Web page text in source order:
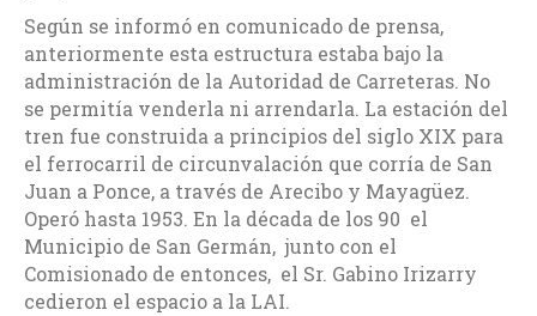
Según se informó en comunicado de prensa,
anteriormente esta estructura estaba bajo la
administración de la Autoridad de Carreteras. No
se permitía venderla ni arrendarla. La estación del
tren fue construida a principios del siglo XIX para
el ferrocarril de circunvalación que corría de San
Juan a Ponce, a través de Arecibo y Mayagüez.
Operó hasta 1953. En la década de los 90 el
Municipio de San Germán, junto con el
Comisionado de entonces, el Sr. Gabino Irizarry
cedieron el espacio a la LAI.